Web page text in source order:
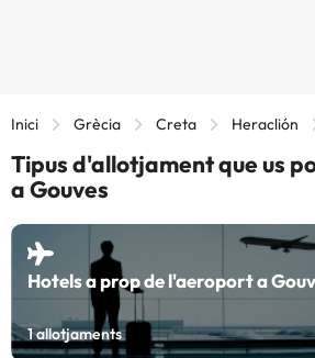
Inici Grècia Creta Heraclión
Tipus d'allotjament que us
a Gouves
Hotels a prop de l'aeroport a
1allotjaments